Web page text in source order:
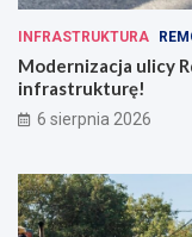
INFRASTRUKTURA
Modernizacja ulicy
infrastrukturę!
6 sierpnia 2026